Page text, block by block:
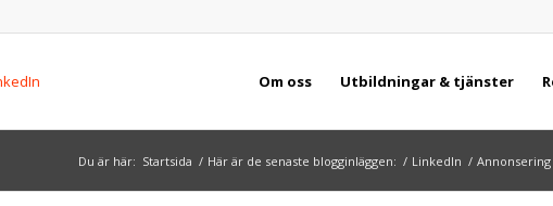
Om oss Utbildningar & tjänster
Du är här: Startsida / Här är de senaste blogginläggen: / LinkedIn /